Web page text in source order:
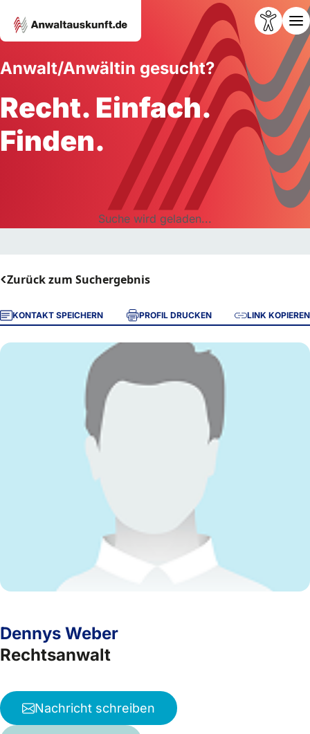
Anwalt/Anwältin gesucht?
Recht. Einfach.
Finden.
Suche wird geladen...
Zurück zum Suchergebnis
KONTAKT SPEICHERN PROFIL DRUCKEN LINK KOPIEREN
Dennys Weber
Rechtsanwalt
Nachricht schreiben